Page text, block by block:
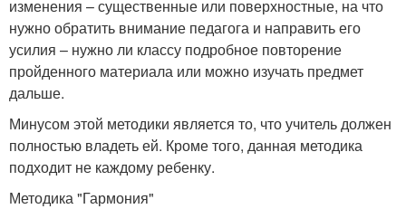
изменения – существенные или поверхностные, на что
нужно обратить внимание педагога и направить его
усилия – нужно ли классу подробное повторение
пройденного материала или можно изучать предмет
дальше.
Минусом этой методики является то, что учитель должен
полностью владеть ей. Кроме того, данная методика
подходит не каждому ребенку.
Методика "Гармония"